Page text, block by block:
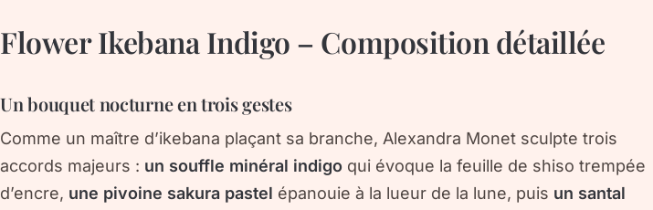
Flower Ikebana Indigo – Composition détaillée
Un bouquet nocturne en trois gestes
Comme un maître d’ikebana plaçant sa branche, Alexandra Monet sculpte trois
accords majeurs : un souffle minéral indigo qui évoque la feuille de shiso trempée
d’encre, une pivoine sakura pastel épanouie à la lueur de la lune, puis un santal